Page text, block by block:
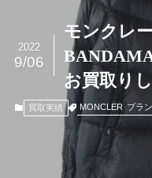
モンクレ
BANDAMA
お買取り
2022
9/06
買取実績 MONCLER ブラ